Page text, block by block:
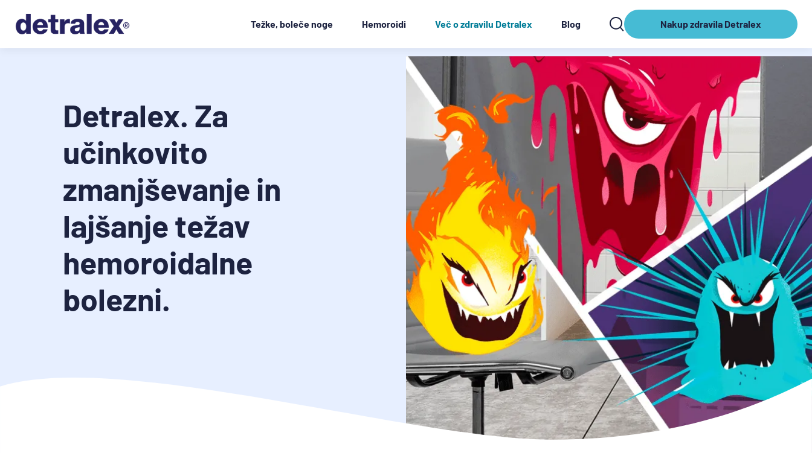
Težke, boleče noge Hemoroidi Več o zdravilu Detralex Blog Nakup zdravila Detralex
Nakup
Detralex
Detralex. Za
učinkovito
zmanjševanje in
lajšanje težav
hemoroidalne
bolezni.